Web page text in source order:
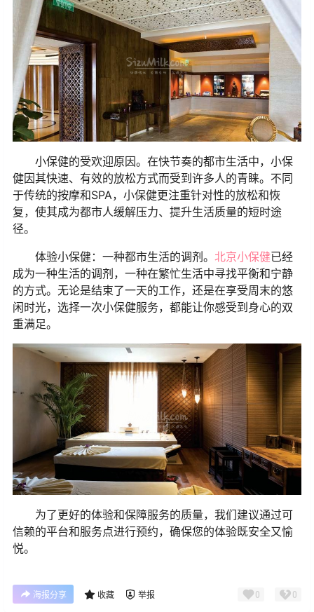
小保健的受欢迎原因。在快节奏的都市生活中，小保
健因其快速、有效的放松方式而受到许多人的青睐。不同
于传统的按摩和SPA，小保健更注重针对性的放松和恢
复，使其成为都市人缓解压力、提升生活质量的短时途
径。
体验小保健：一种都市生活的调剂。 北京小保健已经
成为一种生活的调剂，一种在繁忙生活中寻找平衡和宁静
的方式。无论是结束了一天的工作，还是在享受周末的悠
闲时光，选择一次小保健服务，都能让你感受到身心的双
重满足。
为了更好的体验和保障服务的质量，我们建议通过可
信赖的平台和服务点进行预约，确保您的体验既安全又愉
悦。
海报分享 收藏 举报 0 0